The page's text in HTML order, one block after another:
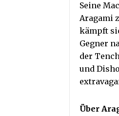
Seine
Aragami
kämpft
Gegner
der
und
Über